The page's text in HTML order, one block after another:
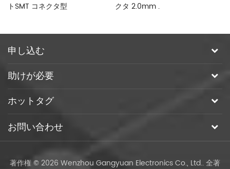
トSMT コネクタ型
クタ 2.0mm .
申し込む
助けが必要
ホットタグ
お問い合わせ
著作権 © 2026 Wenzhou Gangyuan Electronics Co., Ltd.. 全著